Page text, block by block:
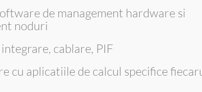
de management hardware si
noduri
cablare, PIF
cu aplicatiile de calcul specifice